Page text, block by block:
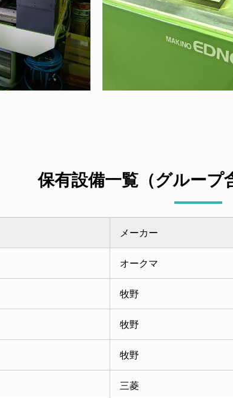
保有設備一覧（グループ
メーカー
オークマ
牧野
牧野
牧野
三菱